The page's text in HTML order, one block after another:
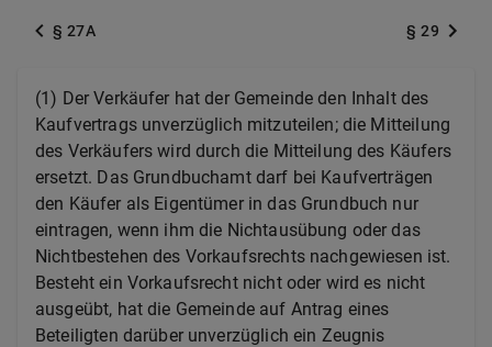
§ 27A § 29
(1) Der Verkäufer hat der Gemeinde den Inhalt des
Kaufvertrags unverzüglich mitzuteilen; die Mitteilung
des Verkäufers wird durch die Mitteilung des Käufers
ersetzt. Das Grundbuchamt darf bei Kaufverträgen
den Käufer als Eigentümer in das Grundbuch nur
eintragen, wenn ihm die Nichtausübung oder das
Nichtbestehen des Vorkaufsrechts nachgewiesen ist.
Besteht ein Vorkaufsrecht nicht oder wird es nicht
ausgeübt, hat die Gemeinde auf Antrag eines
Beteiligten darüber unverzüglich ein Zeugnis